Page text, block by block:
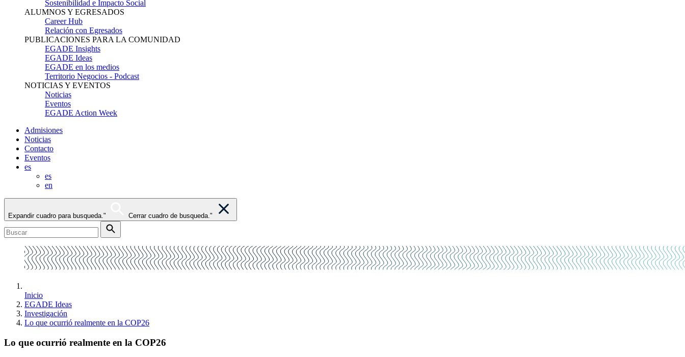
Sostenibilidad e Impacto Social
ALUMNOS Y EGRESADOS
Career Hub
Relación con Egresados
PUBLICACIONES PARA LA COMUNIDAD
EGADE Insights
EGADE Ideas
EGADE en los medios
Territorio Negocios - Podcast
NOTICIAS Y EVENTOS
Noticias
Eventos
EGADE Action Week
Admisiones
Noticias
Contacto
Eventos
es
es
en
Expandir cuadro para busqueda." Cerrar cuadro de busqueda."
Inicio
EGADE Ideas
Investigación
Lo que ocurrió realmente en la COP26
Lo que ocurrió realmente en la COP26